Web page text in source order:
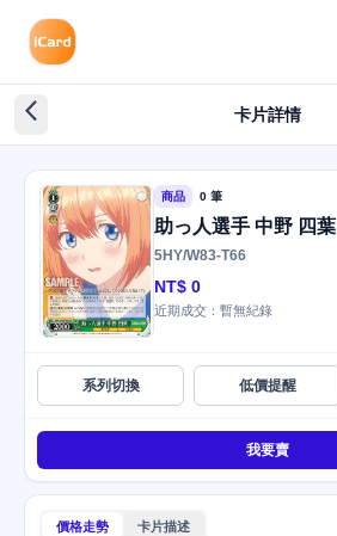
arrow_back_ios_new 卡片詳情
商品 0 筆
助っ人選手 中野 四葉
5HY/W83-T66
NT$ 0
近期成交：暫無紀錄
系列切換 低價提醒
我要賣
價格走勢 卡片描述